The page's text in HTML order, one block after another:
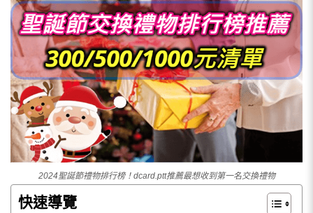
2024聖誕節禮物排行榜！dcard.ptt推薦最想收到第一名交換禮物
快速導覽